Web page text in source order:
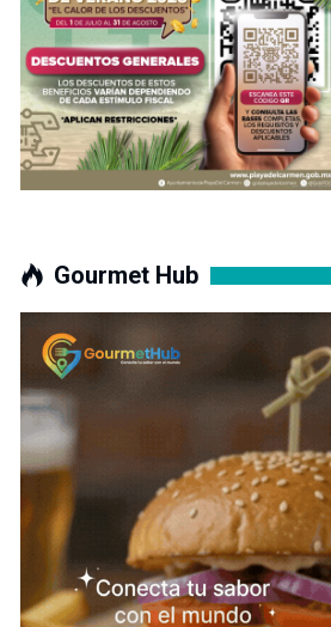
Gourmet Hub